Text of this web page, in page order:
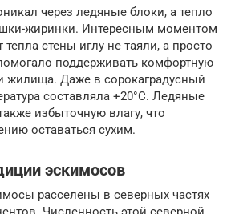
через ледяные блоки, а тепло
жиринки. Интересным моментом
тепла стены иглу не таяли, а просто
поддерживать комфортную
жилища. Даже в сорокаградусный
составляла +20°С. Ледяные
избыточную влагу, что
оставаться сухим.
эскимосов
расселены в северных частях